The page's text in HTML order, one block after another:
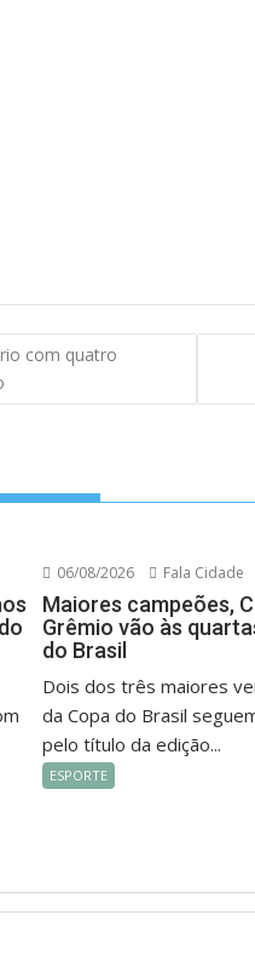
com quatro
06/08/2026 Fala Cidade
Maiores campeões,
Grêmio vão às
do Brasil
Dois dos três maiores
da Copa do Brasil
pelo título da edição...
ESPORTE